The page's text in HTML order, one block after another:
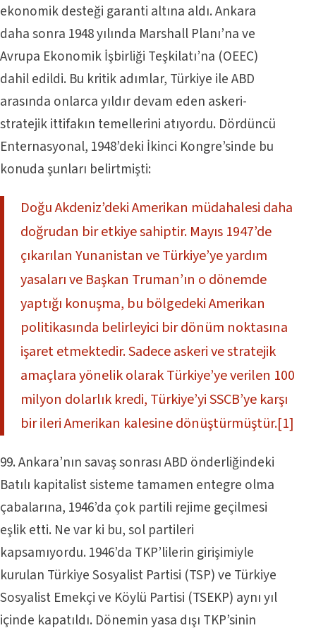
ekonomik desteği garanti altına aldı. Ankara
daha sonra 1948 yılında Marshall Planı’na ve
Avrupa Ekonomik İşbirliği Teşkilatı’na (OEEC)
dahil edildi. Bu kritik adımlar, Türkiye ile ABD
arasında onlarca yıldır devam eden askeri-
stratejik ittifakın temellerini atıyordu. Dördüncü
Enternasyonal, 1948’deki İkinci Kongre’sinde bu
konuda şunları belirtmişti:
Doğu Akdeniz’deki Amerikan müdahalesi daha
doğrudan bir etkiye sahiptir. Mayıs 1947’de
çıkarılan Yunanistan ve Türkiye’ye yardım
yasaları ve Başkan Truman’ın o dönemde
yaptığı konuşma, bu bölgedeki Amerikan
politikasında belirleyici bir dönüm noktasına
işaret etmektedir. Sadece askeri ve stratejik
amaçlara yönelik olarak Türkiye’ye verilen 100
milyon dolarlık kredi, Türkiye’yi SSCB’ye karşı
bir ileri Amerikan kalesine dönüştürmüştür.[1]
99. Ankara’nın savaş sonrası ABD önderliğindeki
Batılı kapitalist sisteme tamamen entegre olma
çabalarına, 1946’da çok partili rejime geçilmesi
eşlik etti. Ne var ki bu, sol partileri
kapsamıyordu. 1946’da TKP’lilerin girişimiyle
kurulan Türkiye Sosyalist Partisi (TSP) ve Türkiye
Sosyalist Emekçi ve Köylü Partisi (TSEKP) aynı yıl
içinde kapatıldı. Dönemin yasa dışı TKP’sinin